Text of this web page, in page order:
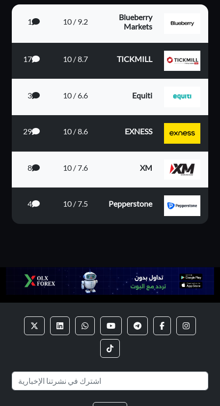
Blueberry
Markets
9.2 / 10
1
TICKMILL
8.7 / 10
17
Equiti
6.6 / 10
3
EXNESS
8.6 / 10
29
XM
7.6 / 10
8
Pepperstone
7.5 / 10
4